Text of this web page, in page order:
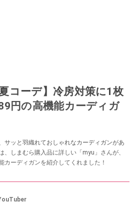
コーデ】冷房対策に1枚
円の高機能カーディガ
サッと羽織れておしゃれなカーディガンがあ
、しまむら購入品に詳しい「myu」さんが、
カーディガンを紹介してくれました！